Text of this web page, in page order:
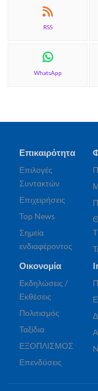
RSS
WhatsApp
Επικαιρότητα
Επιλογές
Συντακτών
Επιχειρήσεις
Top News
Σημεία
ενδιαφέροντος
Οικονομία
Εκδηλώσεις /
Εκθέσεις
Πολιτισμός
Ταξίδια
ΕΞΟΠΛΙΣΜΟΣ
Επενδύσεις